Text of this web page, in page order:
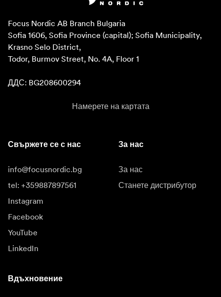
Focus Nordic AB Branch Bulgaria
Sofia 1606, Sofia Province (capital); Sofia Municipality,
Krasno Selo District,
Todor, Burmov Street, No. 4A, Floor 1
ДДС: BG208600294
Намерете на картата
Свържете се с нас
info@focusnordic.bg
tel: +359887897561
Instagram
Facebook
YouTube
LinkedIn
За нас
За нас
Станете дистрибутор
Вдъхновение